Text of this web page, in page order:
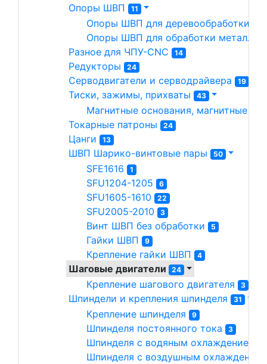
Опоры ШВП 11
Опоры ШВП для деревообработки
Опоры ШВП для обработки
Разное для ЧПУ-CNC
14
Редукторы 24
Серводвигатели и серводрайвера 19
Тиски, зажимы, прихваты 43
Магнитные основания, магнитные
Токарные патроны
24
Цанги 13
ШВП Шарико-винтовые пары 50
SFE1616 1
SFU1204-1205 6
SFU1605-1610 22
SFU2005-2010 3
Винт ШВП без обработки 5
Гайки ШВП 9
Крепление гайки ШВП 4
Шаговые двигатели 24
Крепление шагового двигателя 3
Шпиндели и крепления шпинделя 31
Крепление шпинделя 9
Шпинделя постоянного тока 3
Шпинделя с водяным охлаждением
Шпинделя с воздушным